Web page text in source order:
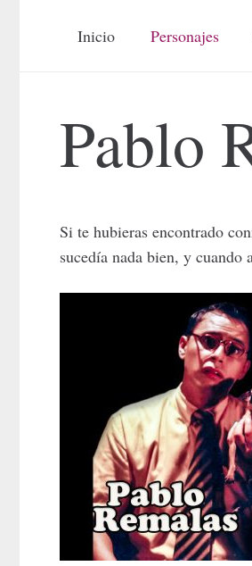
Inicio Personajes
Pablo
Si te hubieras encontrado
sucedía nada bien, y